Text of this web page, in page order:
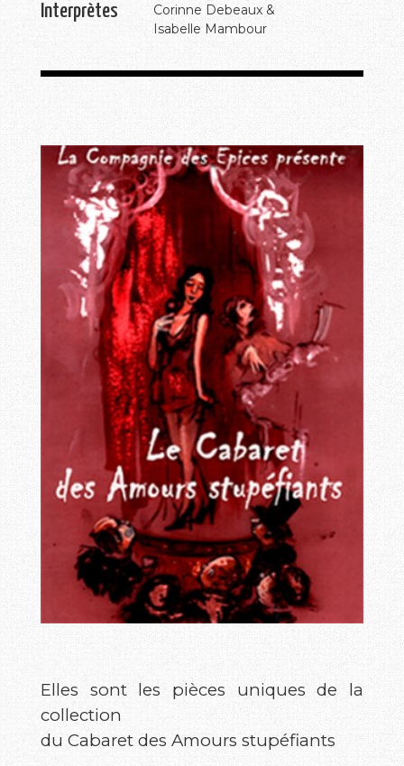
Interprètes
Corinne Debeaux &
Isabelle Mambour
Elles sont les pièces uniques de la
collection
du Cabaret des Amours stupéfiants